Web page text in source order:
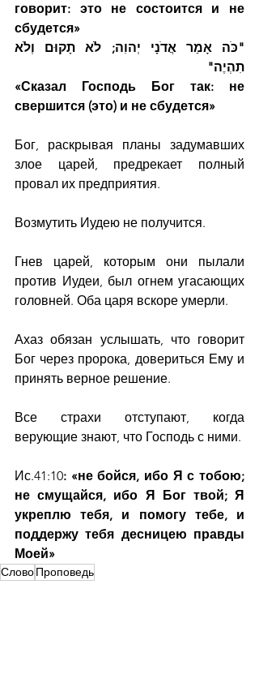
говорит: это не состоится и не
сбудется»
תִהְיֶה"
«Сказал Господь Бог так: не
свершится (это) и не сбудется»
Бог, раскрывая планы задумавших
злое царей, предрекает полный
провал их предприятия.
Возмутить Иудею не получится.
Гнев царей, которым они пылали
против Иудеи, был огнем угасающих
головней. Оба царя вскоре умерли.
Ахаз обязан услышать, что говорит
Бог через пророка, довериться Ему и
принять верное решение.
Все страхи отступают, когда
верующие знают, что Господь с ними.
Ис.41:10: «не бойся, ибо Я с тобою;
не смущайся, ибо Я Бог твой; Я
укреплю тебя, и помогу тебе, и
поддержу тебя десницею правды
Моей»
СловоПроповедь